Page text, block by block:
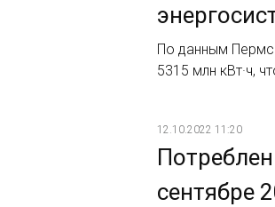
По данным
5315 млн кВт·ч,
12.10.2022 11:20
сентябре